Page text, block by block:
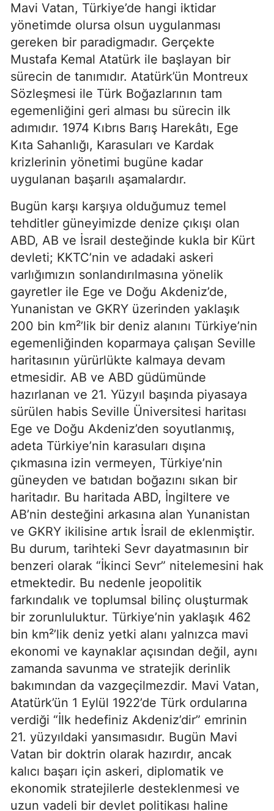
Mavi Vatan, Türkiye’de hangi iktidar
yönetimde olursa olsun uygulanması
gereken bir paradigmadır. Gerçekte
Mustafa Kemal Atatürk ile başlayan bir
sürecin de tanımıdır. Atatürk’ün Montreux
Sözleşmesi ile Türk Boğazlarının tam
egemenliğini geri alması bu sürecin ilk
adımıdır. 1974 Kıbrıs Barış Harekâtı, Ege
Kıta Sahanlığı, Karasuları ve Kardak
krizlerinin yönetimi bugüne kadar
uygulanan başarılı aşamalardır.
Bugün karşı karşıya olduğumuz temel
tehditler güneyimizde denize çıkışı olan
ABD, AB ve İsrail desteğinde kukla bir Kürt
devleti; KKTC’nin ve adadaki askeri
varlığımızın sonlandırılmasına yönelik
gayretler ile Ege ve Doğu Akdeniz’de,
Yunanistan ve GKRY üzerinden yaklaşık
200 bin km²’lik bir deniz alanını Türkiye’nin
egemenliğinden koparmaya çalışan Seville
haritasının yürürlükte kalmaya devam
etmesidir. AB ve ABD güdümünde
hazırlanan ve 21. Yüzyıl başında piyasaya
sürülen habis Seville Üniversitesi haritası
Ege ve Doğu Akdeniz’den soyutlanmış,
adeta Türkiye’nin karasuları dışına
çıkmasına izin vermeyen, Türkiye’nin
güneyden ve batıdan boğazını sıkan bir
haritadır. Bu haritada ABD, İngiltere ve
AB’nin desteğini arkasına alan Yunanistan
ve GKRY ikilisine artık İsrail de eklenmiştir.
Bu durum, tarihteki Sevr dayatmasının bir
benzeri olarak “İkinci Sevr” nitelemesini hak
etmektedir. Bu nedenle jeopolitik
farkındalık ve toplumsal bilinç oluşturmak
bir zorunluluktur. Türkiye’nin yaklaşık 462
bin km²’lik deniz yetki alanı yalnızca mavi
ekonomi ve kaynaklar açısından değil, aynı
zamanda savunma ve stratejik derinlik
bakımından da vazgeçilmezdir. Mavi Vatan,
Atatürk’ün 1 Eylül 1922’de Türk ordularına
verdiği “İlk hedefiniz Akdeniz’dir” emrinin
21. yüzyıldaki yansımasıdır. Bugün Mavi
Vatan bir doktrin olarak hazırdır, ancak
kalıcı başarı için askeri, diplomatik ve
ekonomik stratejilerle desteklenmesi ve
uzun vadeli bir devlet politikası haline